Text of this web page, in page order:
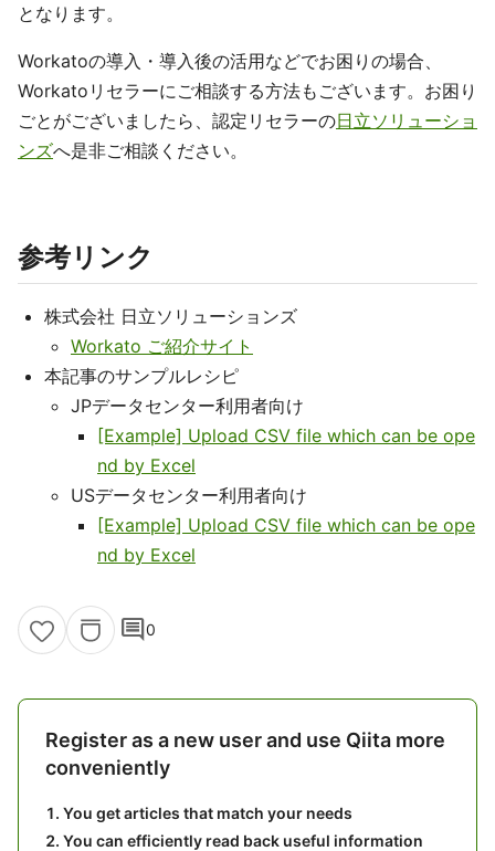
となります。
Workatoの導入・導入後の活用などでお困りの場合、
Workatoリセラーにご相談する方法もございます。お困り
ごとがございましたら、認定リセラーの日立ソリューショ
ンズへ是非ご相談ください。
参考リンク
株式会社 日立ソリューションズ
Workato ご紹介サイト
本記事のサンプルレシピ
JPデータセンター利用者向け
[Example] Upload CSV file which can be ope
nd by Excel
USデータセンター利用者向け
[Example] Upload CSV file which can be ope
nd by Excel
comment0
Register as a new user and use Qiita more
conveniently
You get articles that match your needs
You can efficiently read back useful information